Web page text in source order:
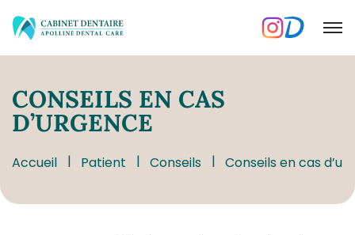
CONSEILS EN CAS
D’URGENCE
Accueil Patient Conseils Conseils en cas